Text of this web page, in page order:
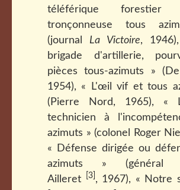
téléférique
tronçonneuse tous
(journal La Victoire,
brigade d'artillerie,
pièces tous-azimuts »
1954), « L'œil vif et tous
(Pierre Nord, 1965), «
technicien à
azimuts » (colonel Roger
« Défense dirigée ou
azimuts » (général
Ailleret
[3] , 1967), « Notre